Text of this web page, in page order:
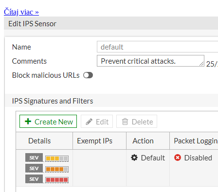
Čítaj viac »